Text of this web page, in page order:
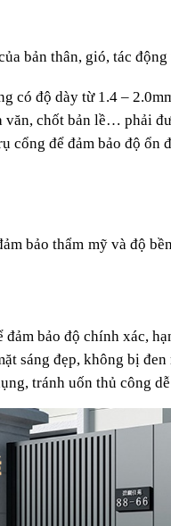
bản thân, gió, tác
có độ dày từ 1.4 –
chốt bản lề… phải
cổng để đảm bảo độ ổn
bảo thẩm mỹ và độ
bảo độ chính xác,
sáng đẹp, không bị
tránh uốn thủ công